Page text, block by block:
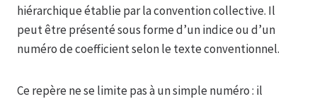
hiérarchique établie par la convention collective. Il
peut être présenté sous forme d’un indice ou d’un
numéro de coefficient selon le texte conventionnel.
Ce repère ne se limite pas à un simple numéro : il